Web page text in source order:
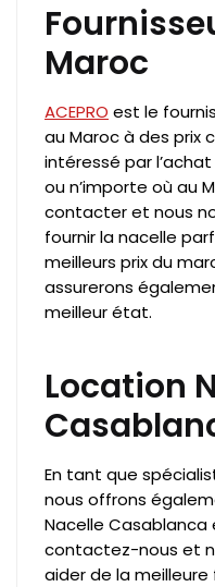
Maroc
ACEPRO est le
au Maroc à des prix
intéressé par
ou n’importe où au
contacter et nous
fournir la nacelle
meilleurs prix du
assurerons
meilleur état.
Location
En tant que
nous offrons
Nacelle
contactez-nous et
aider de la meilleure